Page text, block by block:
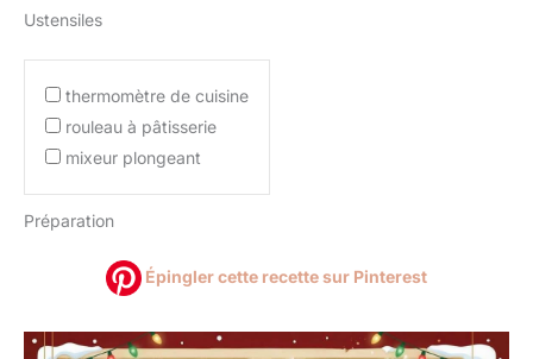
Ustensiles
thermomètre de cuisine
rouleau à pâtisserie
mixeur plongeant
Préparation
Épingler cette recette sur Pinterest